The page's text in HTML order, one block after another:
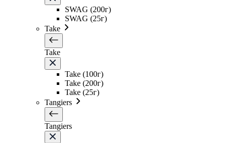
SWAG (200г)
SWAG (25г)
Take
Take
Take (100г)
Take (200г)
Take (25г)
Tangiers
Tangiers